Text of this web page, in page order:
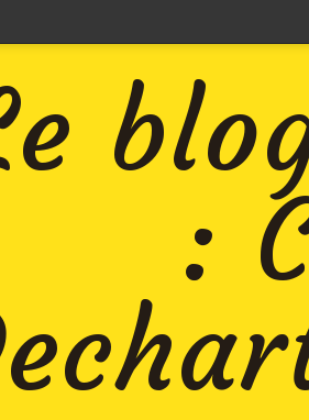
: